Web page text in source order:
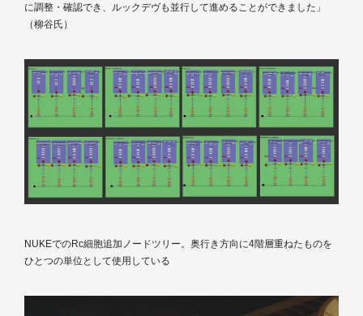
に調整・確認でき、ルックデヴも並行して進めることができました」
（柳谷氏）
NUKEでのRc細胞追加ノードツリー。奥行き方向に4階層重ねたものを
ひとつの単位として使用している